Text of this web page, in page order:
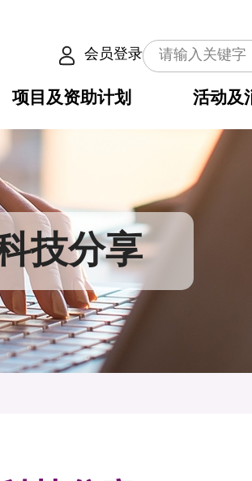
会员登录
项目及资助计划 活动及
技分享